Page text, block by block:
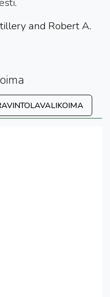
and Robert A.